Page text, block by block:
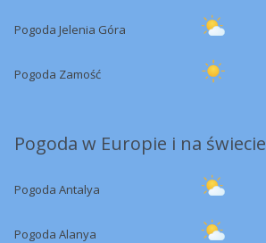
Pogoda Jelenia Góra
Pogoda Zamość
Pogoda w Europie i na świecie
Pogoda Antalya
Pogoda Alanya